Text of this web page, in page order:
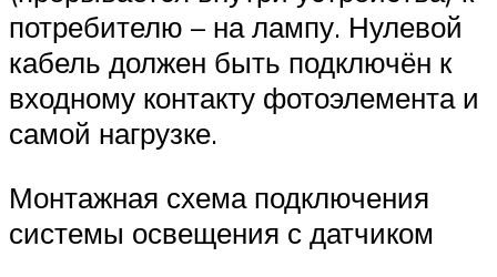
потребителю – на лампу. Нулевой
кабель должен быть подключён к
входному контакту фотоэлемента и
самой нагрузке.
Монтажная схема подключения
системы освещения с датчиком